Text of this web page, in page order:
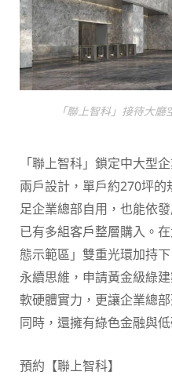
「聯上智科」接待大
「聯上智科」鎖定中大型
兩戶設計，單戶約270坪
足企業總部自用，也能依
已有多組客戶整層購入。
態示範區」雙重光環加持
永續思維，申請黃金級綠
軟硬體實力，更讓企業總
同時，還擁有綠色金融與
預約【聯上智科】